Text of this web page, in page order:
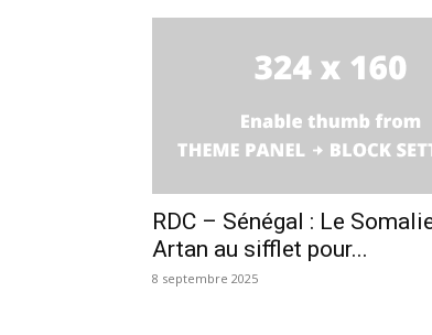
RDC – Sénégal : Le
Artan au sifflet pour...
8 septembre 2025